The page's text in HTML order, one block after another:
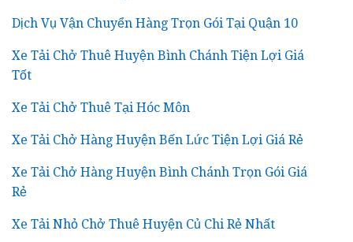
Dịch Vụ Vận Chuyển Hàng Trọn Gói Tại Quận 10
Xe Tải Chở Thuê Huyện Bình Chánh Tiện Lợi Giá
Tốt
Xe Tải Chở Thuê Tại Hóc Môn
Xe Tải Chở Hàng Huyện Bến Lức Tiện Lợi Giá Rẻ
Xe Tải Chở Hàng Huyện Bình Chánh Trọn Gói Giá
Rẻ
Xe Tải Nhỏ Chở Thuê Huyện Củ Chi Rẻ Nhất